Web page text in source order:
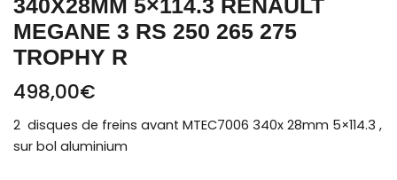
340X28MM 5×114.3 RENAULT
MEGANE 3 RS 250 265 275
TROPHY R
498,00€
2 disques de freins avant MTEC7006 340x 28mm 5×114.3 ,
sur bol aluminium
265
275
TROPHY
R